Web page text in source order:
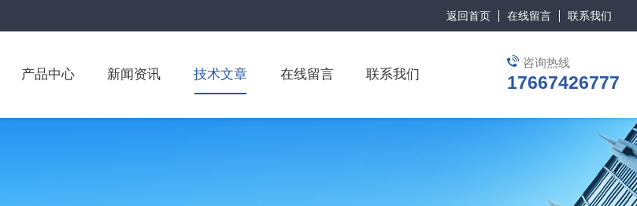
返回首页 在线留言 联系我们
咨询热线
17667426777
产品中心 新闻资讯 技术文章 在线留言 联系我们